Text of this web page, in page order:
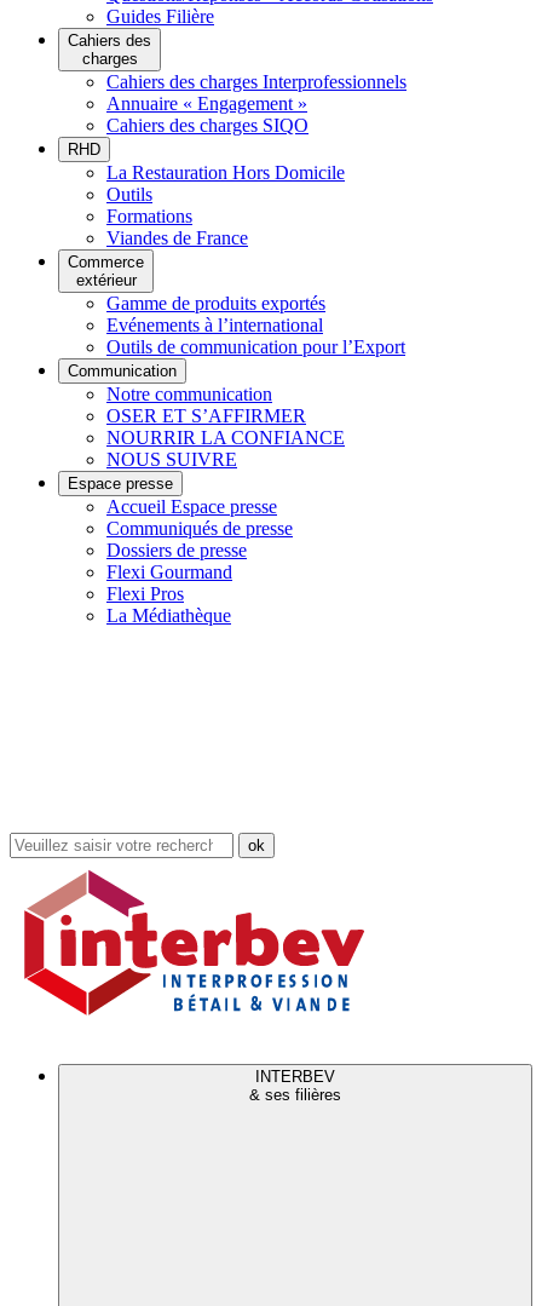
Guides Filière
Cahiers des
charges
Cahiers des charges Interprofessionnels
Annuaire « Engagement »
Cahiers des charges SIQO
RHD
La Restauration Hors Domicile
Outils
Formations
Viandes de France
Commerce
extérieur
Gamme de produits exportés
Evénements à l’international
Outils de communication pour l’Export
Communication
Notre communication
OSER ET S’AFFIRMER
NOURRIR LA CONFIANCE
NOUS SUIVRE
Espace presse
Accueil Espace presse
Communiqués de presse
Dossiers de presse
Flexi Gourmand
Flexi Pros
La Médiathèque
Rechercher
dans
site
INTERBEV
& ses filières